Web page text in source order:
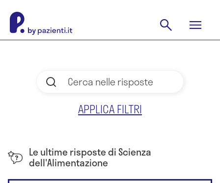
APPLICA FILTRI
Le ultime risposte di Scienza
dell'Alimentazione